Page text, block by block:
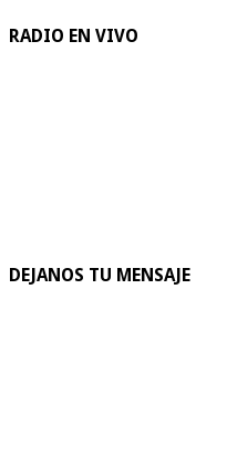
RADIO EN VIVO
DEJANOS TU MENSAJE